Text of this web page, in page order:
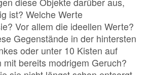
ist? Welche Werte
Vor allem die ideellen Werte?
Gegenstände in der hintersten
oder unter 10 Kisten auf
mit bereits modrigem Geruch?